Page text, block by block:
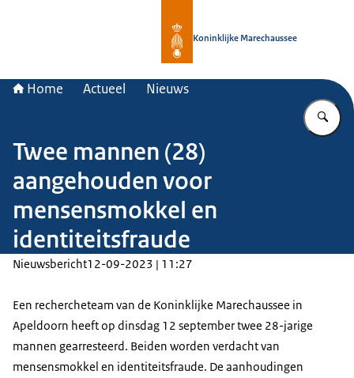
Koninklijke Marechaussee
Home Actueel Nieuws
Twee mannen (28)
aangehouden voor
mensensmokkel en
identiteitsfraude
Nieuwsbericht12-09-2023 | 11:27
Een rechercheteam van de Koninklijke Marechaussee in
Apeldoorn heeft op dinsdag 12 september twee 28-jarige
mannen gearresteerd. Beiden worden verdacht van
mensensmokkel en identiteitsfraude. De aanhoudingen